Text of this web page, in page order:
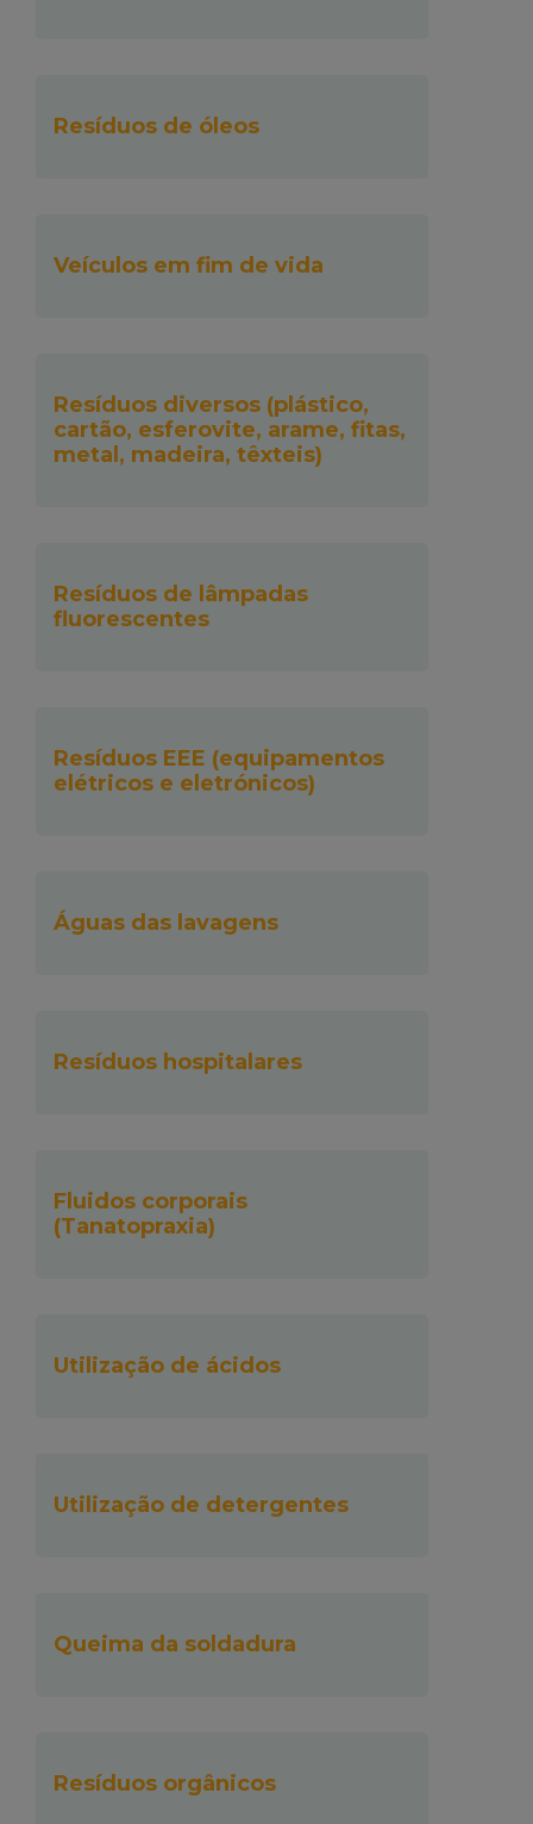
Resíduos de óleos
Veículos em fim de vida
Resíduos diversos (plástico,
cartão, esferovite, arame, fitas,
metal, madeira, têxteis)
Resíduos de lâmpadas
fluorescentes
Resíduos EEE (equipamentos
elétricos e eletrónicos)
Águas das lavagens
Resíduos hospitalares
Fluidos corporais
(Tanatopraxia)
Utilização de ácidos
Utilização de detergentes
Queima da soldadura
Resíduos orgânicos